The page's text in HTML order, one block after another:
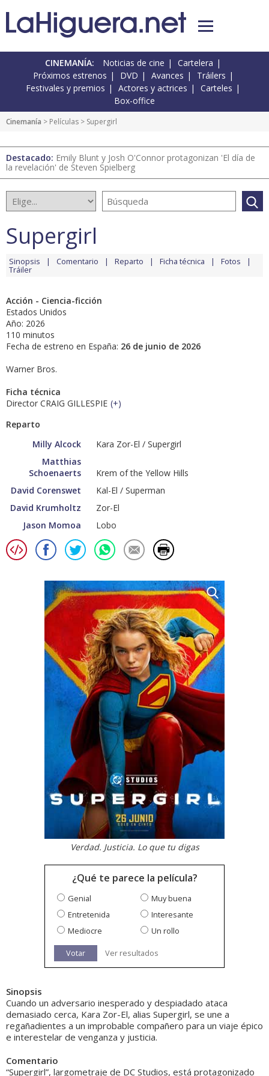
CINEMANÍA: Noticias de cine
Cartelera
Próximos estrenos
DVD Avances
Tráilers
Festivales y premios
Actores y actrices
Carteles
Box-office
Cinemanía > Películas > Supergirl
Destacado: Emily Blunt y Josh O'Connor protagonizan 'El día de
la revelación' de Steven Spielberg
Supergirl
Sinopsis Comentario Reparto Ficha técnica Fotos
Tráiler
Acción - Ciencia-ficción
Estados Unidos
Año: 2026
110 minutos
Fecha de estreno en España: 26 de junio de 2026
Warner Bros.
Ficha técnica
Director CRAIG GILLESPIE (+)
Reparto
Milly Alcock
Kara Zor-El / Supergirl
Matthias
Schoenaerts
Krem of the Yellow Hills
David Corenswet
Kal-El / Superman
David Krumholtz
Zor-El
Jason Momoa
Lobo
Verdad. Justicia. Lo que tu digas
¿Qué te parece la película?
Genial
Muy buena
Entretenida
Interesante
Mediocre
Un rollo
Votar Ver resultados
Sinopsis
Cuando un adversario inesperado y despiadado ataca
demasiado cerca, Kara Zor-El, alias Supergirl, se une a
regañadientes a un improbable compañero para un viaje épico
e interestelar de venganza y justicia.
Comentario
“Supergirl”, largometraje de DC Studios, está protagonizado